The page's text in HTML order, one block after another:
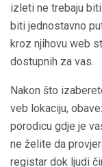
izleti ne trebaju
biti jednostavno
kroz njihovu web
dostupnih za vas.
Nakon što
veb lokaciju,
porodicu gdje je
ne želite da
registar dok ljudi